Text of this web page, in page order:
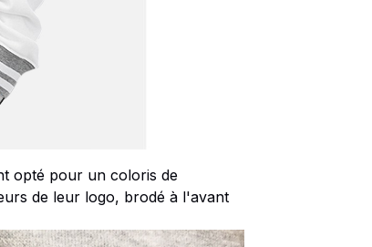
opté pour un coloris de
de leur logo, brodé à l'avant